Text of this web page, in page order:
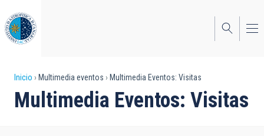
al
contenido
principal
Sobrescribir
enlaces
Inicio Multimedia eventos Multimedia Eventos: Visitas
Multimedia Eventos: Visitas